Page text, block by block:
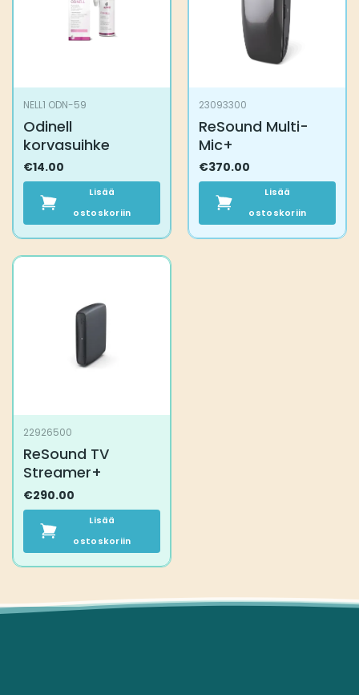
tuotteen
NELL1 ODN-59
Odinell
korvasuihke
€14.00
Lisää
ostoskoriin
23093300
ReSound Multi-
Mic+
€370.00
Lisää
ostoskoriin
22926500
ReSound TV
Streamer+
€290.00
Lisää
ostoskoriin